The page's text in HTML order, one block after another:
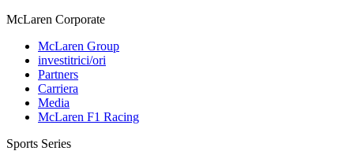
McLaren Corporate
McLaren Group
investitrici/ori
Partners
Carriera
Media
McLaren F1 Racing
Sports Series